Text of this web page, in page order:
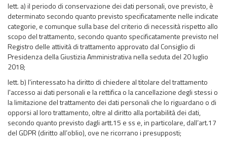
lett. a) il periodo di conservazione dei dati personali, ove previsto, è
determinato secondo quanto previsto specificatamente nelle indicate
categorie, e comunque sulla base del criterio di necessità rispetto allo
scopo del trattamento, secondo quanto specificatamente previsto nel
Registro delle attività di trattamento approvato dal Consiglio di
Presidenza della Giustizia Amministrativa nella seduta del 20 luglio
2018;
lett. b) l'interessato ha diritto di chiedere al titolare del trattamento
l'accesso ai dati personali e la rettifica o la cancellazione degli stessi o
la limitazione del trattamento dei dati personali che lo riguardano o di
opporsi al loro trattamento, oltre al diritto alla portabilità dei dati,
secondo quanto previsto dagli artt.15 e ss e, in particolare, dall’art.17
del GDPR (diritto all’oblio), ove ne ricorrano i presupposti;